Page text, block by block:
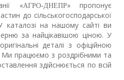
«АГРО-ДНЕПР» пропонує
до сільськогосподарської
каталозі на нашому сайті ви
за найцікавішою ціною. У
деталі з офіційною
Ми працюємо з роздрібними та
здійснюється по всій